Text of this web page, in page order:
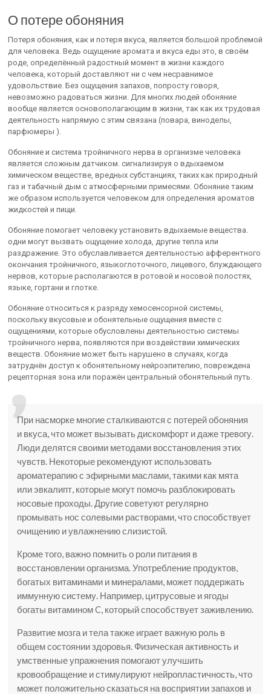
О потере обоняния
Потеря обоняния, как и потеря вкуса, является большой проблемой
для человека. Ведь ощущение аромата и вкуса еды это, в своём
роде, определённый радостный момент в жизни каждого
человека, который доставляют ни с чем несравнимое
удовольствие. Без ощущения запахов, попросту говоря,
невозможно радоваться жизни. Для многих людей обоняние
вообще является основополагающим в жизни, так как их трудовая
деятельность напрямую с этим связана (повара, виноделы,
парфюмеры ).
Обоняние и система тройничного нерва в организме человека
является сложным датчиком. сигнализируя о вдыхаемом
химическом веществе, вредных субстанциях, таких как природный
газ и табачный дым с атмосферными примесями. Обоняние таким
же образом используется человеком для определения ароматов
жидкостей и пищи.
Обоняние помогает человеку установить вдыхаемые вещества.
одни могут вызвать ощущение холода, другие тепла или
раздражение. Это обуславливается деятельностью афферентного
окончания тройничного, языкоглоточного, лицевого, блуждающего
нервов, которые располагаются в ротовой и носовой полостях,
языке, гортани и глотке.
Обоняние относиться к разряду хемосенсорной системы,
поскольку вкусовые и обонятельные ощущения вместе с
ощущениями, которые обусловлены деятельностью системы
тройничного нерва, появляются при воздействии химических
веществ. Обоняние может быть нарушено в случаях, когда
затруднён доступ к обонятельному нейроэпителию, повреждена
рецепторная зона или поражён центральный обонятельный путь.
При насморке многие сталкиваются с потерей обоняния
и вкуса, что может вызывать дискомфорт и даже тревогу.
Люди делятся своими методами восстановления этих
чувств. Некоторые рекомендуют использовать
ароматерапию с эфирными маслами, такими как мята
или эвкалипт, которые могут помочь разблокировать
носовые проходы. Другие советуют регулярно
промывать нос солевыми растворами, что способствует
очищению и увлажнению слизистой.
Кроме того, важно помнить о роли питания в
восстановлении организма. Употребление продуктов,
богатых витаминами и минералами, может поддержать
иммунную систему. Например, цитрусовые и ягоды
богаты витамином C, который способствует заживлению.
Развитие мозга и тела также играет важную роль в
общем состоянии здоровья. Физическая активность и
умственные упражнения помогают улучшить
кровообращение и стимулируют нейропластичность, что
может положительно сказаться на восприятии запахов и